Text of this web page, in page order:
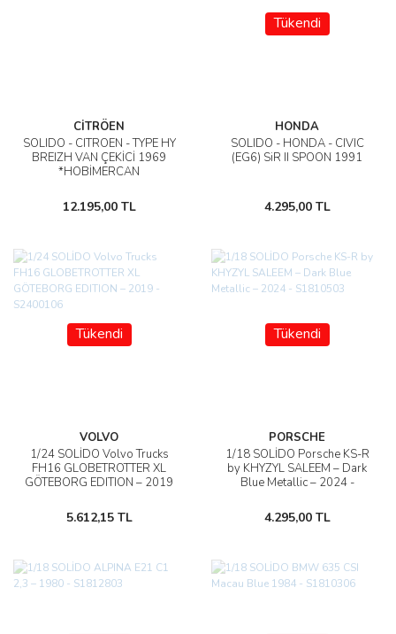
CİTRÖEN
SOLIDO - CITROEN - TYPE HY
BREIZH VAN ÇEKİCİ 1969
*HOBİMERCAN
12.195,00 TL
Tükendi
HONDA
SOLIDO - HONDA - CIVIC
(EG6) SiR II SPOON 1991
4.295,00 TL
Tükendi
VOLVO
1/24 SOLİDO Volvo Trucks
FH16 GLOBETROTTER XL
GÖTEBORG EDITION – 2019
5.612,15 TL
Tükendi
PORSCHE
1/18 SOLİDO Porsche KS-R
by KHYZYL SALEEM – Dark
Blue Metallic – 2024 -
4.295,00 TL